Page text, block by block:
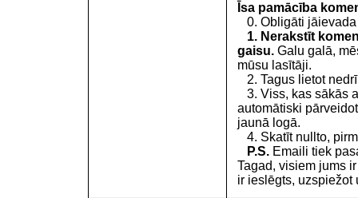
Īsa pamācība
0. Obligāti jāievada
1. Nerakstīt
gaisu. Galu galā,
mūsu lasītāji.
2. Tagus lietot
3. Viss, kas sākās
automātiski
jaunā logā.
4. Skatīt nullto,
P.S. Emaili tiek
Tagad, visiem jums
ir ieslēgts, uzspiežot